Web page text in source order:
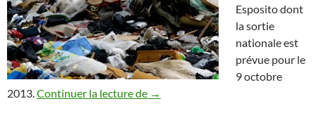
Esposito dont
la sortie
nationale est
prévue pour le
9 octobre
2013.Continuer la lecture de SUPERTRASH de Martin
→